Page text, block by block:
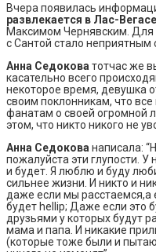
Вчера появилась
развлекается в Лас-
Максимом Чернявским. Для
с Сантой стало неприятным
Анна Седокова тотчас же
касательно всего
некоторое время, девушка
своим поклонникам, что
фанатам о своей огромной
этом, что никто никого не
Анна Седокова написала:
пожалуйста эти глупости.
и будет. Я люблю и буду
сильнее жизни. И никто и
даже если мы расстаемся,а
будет hellip; Даже если это
друзьями у которых будут
мама и папа. И никакие
(которые тоже были и